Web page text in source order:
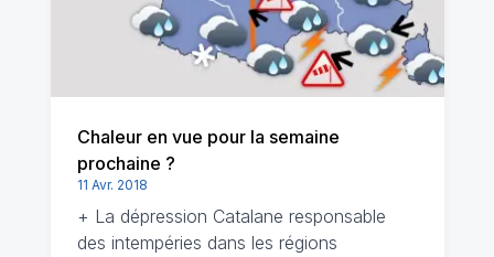
Chaleur en vue pour la semaine
prochaine ?
11 Avr. 2018
+ La dépression Catalane responsable
des intempéries dans les régions